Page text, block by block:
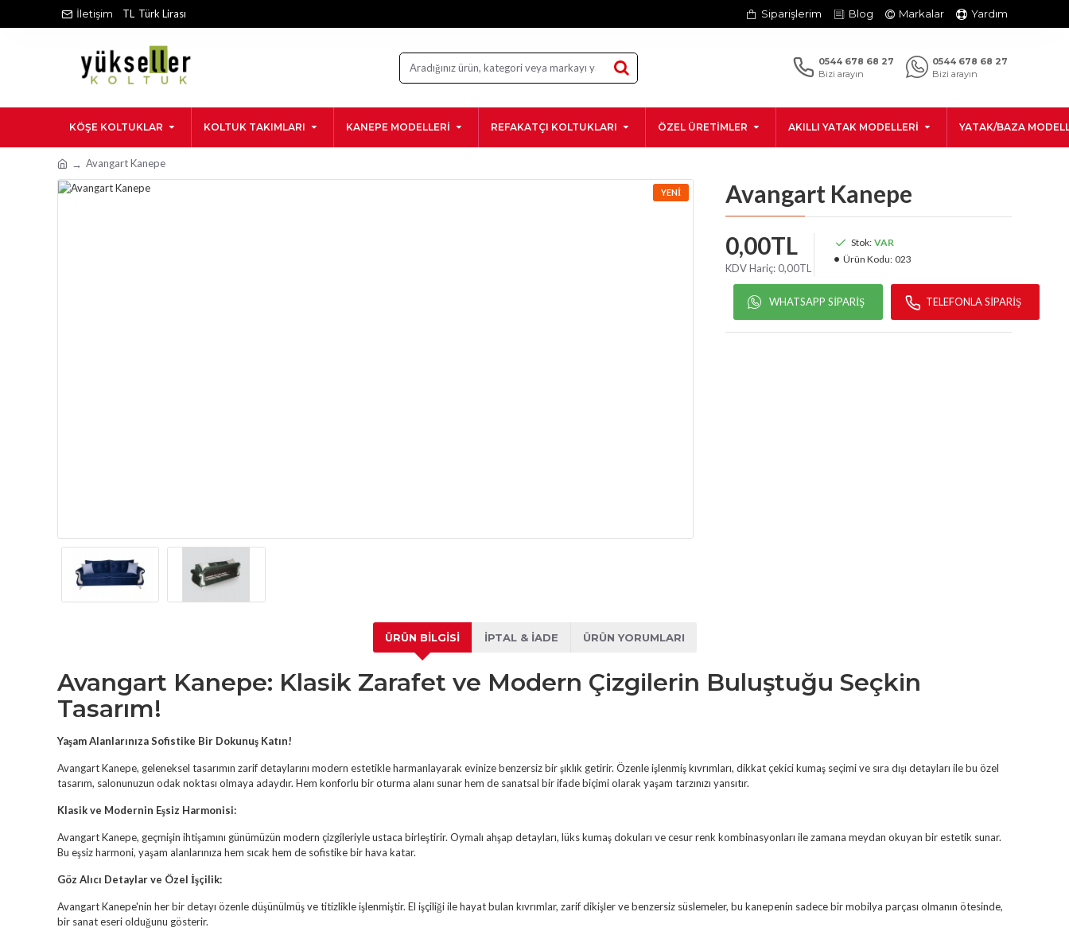
İletişim TL Türk Lirası Siparişlerim Blog Markalar Yardım
0544 678 68 27
Bizi arayın
0544 678 68 27
Bizi arayın
KÖŞE KOLTUKLAR KOLTUK TAKIMLARI KANEPE MODELLERI REFAKATÇI KOLTUKLARI ÖZEL ÜRETIMLER AKILLI YATAK MODELLERI YATAK/BAZA
Avangart Kanepe
YENI
Avangart Kanepe
0,00TL
KDV Hariç:0,00TL
Stok: VAR
Ürün Kodu: 023
WHATSAPP SIPARIŞ TELEFONLA SIPARIŞ
ÜRÜN BILGISI İPTAL & İADE ÜRÜN YORUMLARI
Avangart Kanepe: Klasik Zarafet ve Modern Çizgilerin Buluştuğu Seçkin
Tasarım!
Yaşam Alanlarınıza Sofistike Bir Dokunuş Katın!
Avangart Kanepe, geleneksel tasarımın zarif detaylarını modern estetikle harmanlayarak evinize benzersiz bir şıklık getirir. Özenle işlenmiş kıvrımları, dikkat çekici kumaş seçimi ve sıra dışı detayları ile bu özel
tasarım, salonunuzun odak noktası olmaya adaydır. Hem konforlu bir oturma alanı sunar hem de sanatsal bir ifade biçimi olarak yaşam tarzınızı yansıtır.
Klasik ve Modernin Eşsiz Harmonisi:
Avangart Kanepe, geçmişin ihtişamını günümüzün modern çizgileriyle ustaca birleştirir. Oymalı ahşap detayları, lüks kumaş dokuları ve cesur renk kombinasyonları ile zamana meydan okuyan bir estetik sunar.
Bu eşsiz harmoni, yaşam alanlarınıza hem sıcak hem de sofistike bir hava katar.
Göz Alıcı Detaylar ve Özel İşçilik:
Avangart Kanepe'nin her bir detayı özenle düşünülmüş ve titizlikle işlenmiştir. El işçiliği ile hayat bulan kıvrımlar, zarif dikişler ve benzersiz süslemeler, bu kanepenin sadece bir mobilya parçası olmanın ötesinde,
bir sanat eseri olduğunu gösterir.